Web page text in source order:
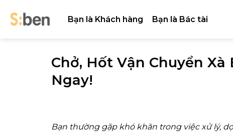
Bạn là Khách hàng Bạn là Bác tài
Chở, Hốt Vận Chuyển Xà
Ngay!
Bạn thường gặp khó khăn trong việc xử lý,